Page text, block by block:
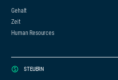
Gehalt
Zeit
Human Resources
STEUERN